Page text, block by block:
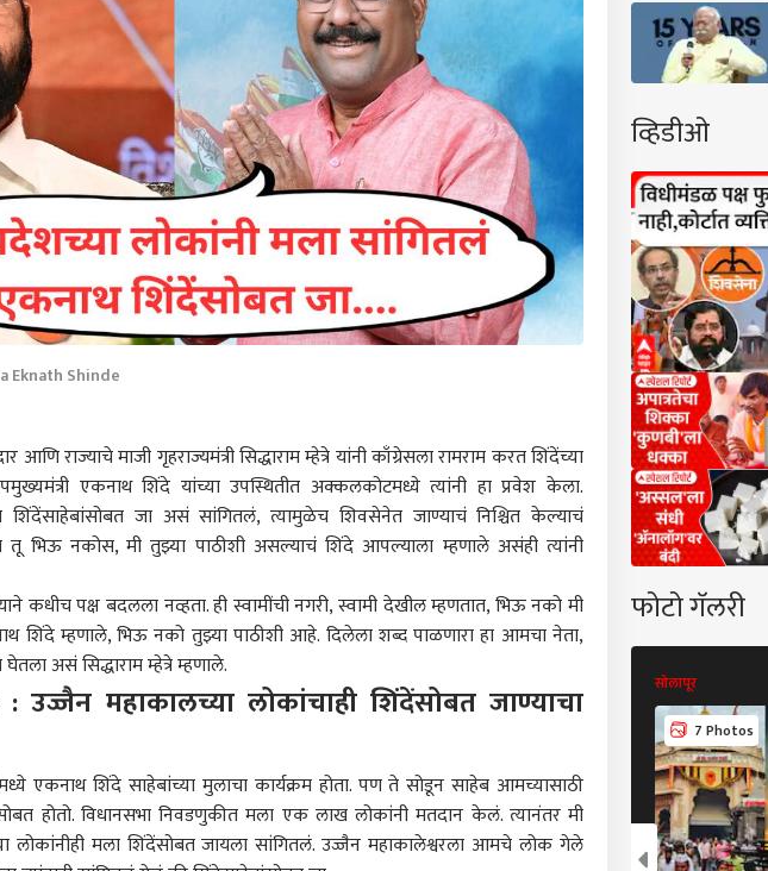
Eknath Shinde
राज्याचे माजी गृहराज्यमंत्री सिद्धाराम म्हेत्रे यांनी काँग्रेसला रामराम करत शिंदेंच्या
एकनाथ शिंदे यांच्या उपस्थितीत अक्कलकोटमध्ये त्यांनी हा प्रवेश केला.
शिंदेंसाहेबांसोबत जा असं सांगितलं, त्यामुळेच शिवसेनेत जाण्याचं निश्चित केल्याचं
तू भिऊ नकोस, मी तुझ्या पाठीशी असल्याचं शिंदे आपल्याला म्हणाले असंही त्यांनी
पक्ष बदलला नव्हता. ही स्वामींची नगरी, स्वामी देखील म्हणतात, भिऊ नको मी
शिंदे म्हणाले, भिऊ नको तुझ्या पाठीशी आहे. दिलेला शब्द पाळणारा हा आमचा नेता,
असं सिद्धाराम म्हेत्रे म्हणाले.
महाकालच्या लोकांचाही शिंदेंसोबत जाण्याचा
एकनाथ शिंदे साहेबांच्या मुलाचा कार्यक्रम होता. पण ते सोडून साहेब आमच्यासाठी
होतो. विधानसभा निवडणुकीत मला एक लाख लोकांनी मतदान केलं. त्यानंतर मी
लोकांनीही मला शिंदेंसोबत जायला सांगितलं. उज्जैन महाकालेश्वरला आमचे लोक गेले
व्हिडीओ
फोटो गॅलरी
सोलापूर
7 Photos